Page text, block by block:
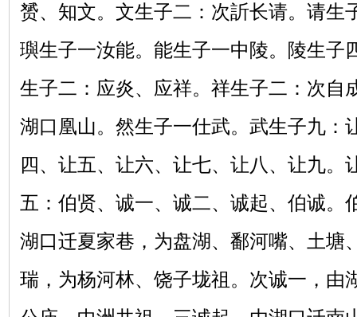
赟、知文。文生子二：次訢长请。请生
璵生子一汝能。能生子一中陵。陵生子
生子二：应炎、应祥。祥生子二：次自
湖口凰山。然生子一仕武。武生子九：
四、让五、让六、让七、让八、让九。
五：伯贤、诚一、诚二、诚起、伯诚。
湖口迁夏家巷，为盘湖、鄱河嘴、土塘
瑞，为杨河林、饶子垅祖。次诚一，由